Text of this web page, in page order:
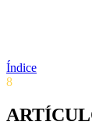
Índice
8